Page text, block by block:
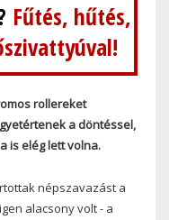
Fűtés, hűtés,
rollereket
a döntéssel,
is elég lett volna.
népszavazást a
alacsony volt - a